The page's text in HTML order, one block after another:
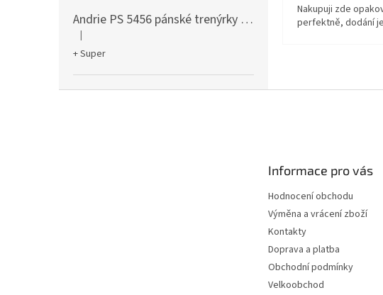
Andrie PS 5456 pánské trenýrky černé
Hodnocení produktu je 5 z 5 hvězdiček.
|
+ Super
Nakupuji zde
perfektně, dodání
Informace pro vás
Hodnocení obchodu
Výměna a vrácení zboží
Kontakty
Doprava a platba
Obchodní podmínky
Velkoobchod